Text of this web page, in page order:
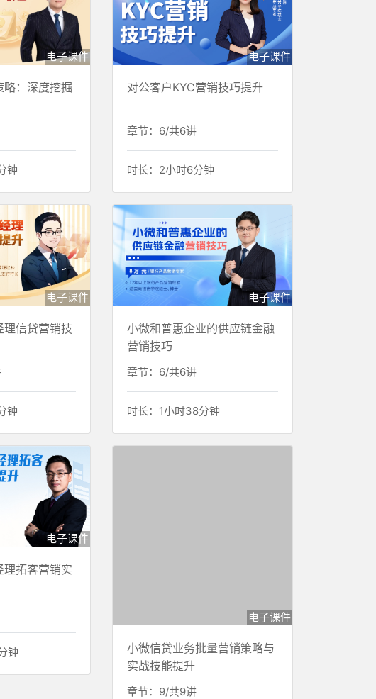
电子课件
略：深度挖掘
钟
电子课件
对公客户KYC营销技巧提升
章节：6/共6讲
时长：2小时6分钟
电子课件
理信贷营销技
钟
电子课件
小微和普惠企业的供应链金融
营销技巧
章节：6/共6讲
时长：1小时38分钟
电子课件
理拓客营销实
钟
电子课件
小微信贷业务批量营销策略与
实战技能提升
章节：9/共9讲